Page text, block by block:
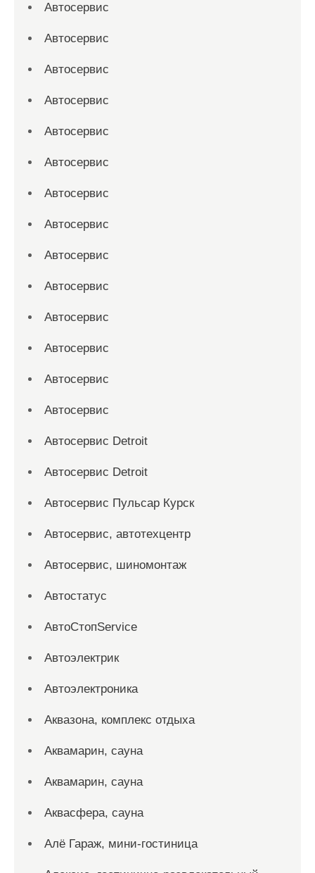
Автосервис
Автосервис
Автосервис
Автосервис
Автосервис
Автосервис
Автосервис
Автосервис
Автосервис
Автосервис
Автосервис
Автосервис
Автосервис
Автосервис
Автосервис Detroit
Автосервис Detroit
Автосервис Пульсар Курск
Автосервис, автотехцентр
Автосервис, шиномонтаж
Автостатус
АвтоСтопService
Автоэлектрик
Автоэлектроника
Аквазона, комплекс отдыха
Аквамарин, сауна
Аквамарин, сауна
Аквасфера, сауна
Алё Гараж, мини-гостиница